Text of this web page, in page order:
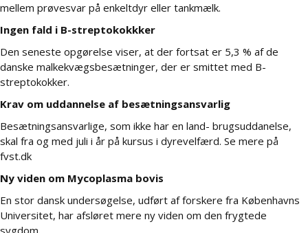
mellem prøvesvar på enkeltdyr eller tankmælk.
Ingen fald i B-streptokokkker
Den seneste opgørelse viser, at der fortsat er 5,3 % af de
danske malkekvægsbesætninger, der er smittet med B-
streptokokker.
Krav om uddannelse af besætningsansvarlig
Besætningsansvarlige, som ikke har en land- brugsuddanelse,
skal fra og med juli i år på kursus i dyrevelfærd. Se mere på
fvst.dk
Ny viden om Mycoplasma bovis
En stor dansk undersøgelse, udført af forskere fra Københavns
Universitet, har afsløret mere ny viden om den frygtede
sygdom.